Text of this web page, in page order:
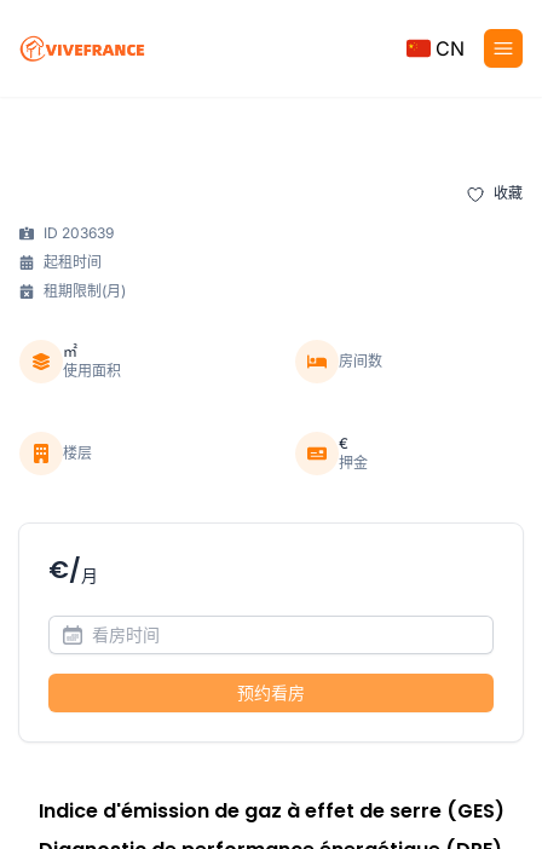
CN
收藏
ID 203639
起租时间
租期限制(月)
㎡
使用面积
房间数
楼层
€
押金
€/月
预约看房
Indice d'émission de gaz à effet de serre (GES)